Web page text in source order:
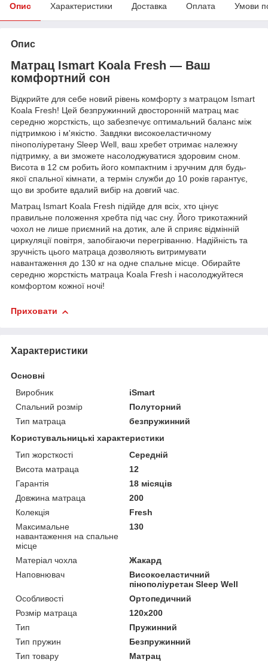
Опис Характеристики Доставка Оплата Умови
Опис
Матрац Ismart Koala Fresh — Ваш
комфортний сон
Відкрийте для себе новий рівень комфорту з матрацом Ismart
Koala Fresh! Цей безпружинний двосторонній матрац має
середню жорсткість, що забезпечує оптимальний баланс між
підтримкою і м'якістю. Завдяки високоеластичному
пінополіуретану Sleep Well, ваш хребет отримає належну
підтримку, а ви зможете насолоджуватися здоровим сном.
Висота в 12 см робить його компактним і зручним для будь-
якої спальної кімнати, а термін служби до 10 років гарантує,
що ви зробите вдалий вибір на довгий час.
Матрац Ismart Koala Fresh підійде для всіх, хто цінує
правильне положення хребта під час сну. Його трикотажний
чохол не лише приємний на дотик, але й сприяє відмінній
циркуляції повітря, запобігаючи перегріванню. Надійність та
зручність цього матраца дозволяють витримувати
навантаження до 130 кг на одне спальне місце. Обирайте
середню жорсткість матраца Koala Fresh і насолоджуйтеся
комфортом кожної ночі!
Приховати
Характеристики
Основні
Виробник
iSmart
Спальний розмір
Полуторний
Тип матраца
безпружинний
Користувальницькі характеристики
Тип жорсткості
Середній
Висота матраца
12
Гарантія
18 місяців
Довжина матраца
200
Колекція
Fresh
Максимальне
навантаження на спальне
місце
130
Матеріал чохла
Жакард
Наповнювач
Високоеластичний
пінополіуретан Sleep Well
Особливості
Ортопедичний
Розмір матраца
120х200
Тип
Пружинний
Тип пружин
Безпружинний
Тип товару
Матрац